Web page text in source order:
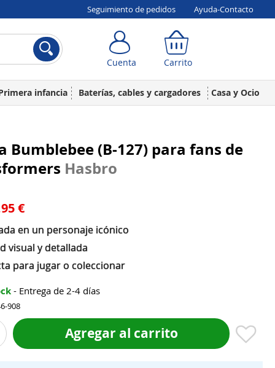
Seguimiento de pedidos Ayuda-Contacto
Cuenta Carrito
infancia Baterías, cables y cargadores Casa y Ocio
Bumblebee (B-127) para fans de
Hasbro
€
en un personaje icónico
visual y detallada
para jugar o coleccionar
- Entrega de 2-4 días
908
Agregar al carrito
Cuenta Carrito